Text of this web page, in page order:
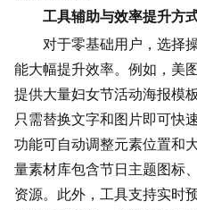
工具辅助与效率提升方
对于零基础用户，选择
能大幅提升效率。例如，美
提供大量妇女节活动海报模
只需替换文字和图片即可快
功能可自动调整元素位置和
量素材库包含节日主题图标
资源。此外，工具支持实时